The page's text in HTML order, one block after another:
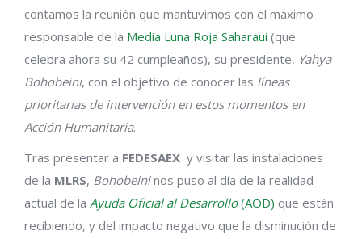
contamos la reunión que mantuvimos con el máximo
responsable de la Media Luna Roja Saharaui (que
celebra ahora su 42 cumpleaños), su presidente, Yahya
Bohobeini, con el objetivo de conocer las líneas
prioritarias de intervención en estos momentos en
Acción Humanitaria.
Tras presentar a FEDESAEX y visitar las instalaciones
de la MLRS, Bohobeininos puso al día de la realidad
actual de la Ayuda Oficial al Desarrollo(AOD) que están
recibiendo, y del impacto negativo que la disminución de